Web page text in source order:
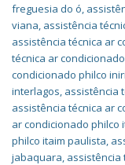
freguesia do ó,
viana, assistência
assistência técnica ar
técnica ar
condicionado philco
interlagos, assistência
assistência técnica ar
ar condicionado philco
philco itaim paulista,
jabaquara, assistência